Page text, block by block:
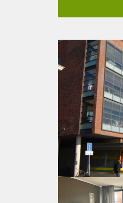
Indeling:
droger, L-vormige
balkon (circa 5 x
Trap naar bovenste
master bedroom
met ligbad, aparte
Diversen:
- Woonoppervlakte
- Groot zonnig
- Penthouse in het
- Parkeerplek voor
- De woning wordt
- Minimaal
- Geen huisdieren
- Huurprijs is
- Verhuurder heeft